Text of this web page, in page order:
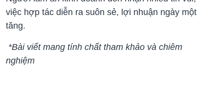
việc hợp tác diễn ra suôn sẻ, lợi nhuận ngày một
tăng.
*Bài viết mang tính chất tham khảo và chiêm
nghiệm